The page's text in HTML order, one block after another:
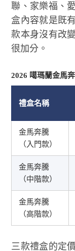
聯、家樂福、
盒內容就是既
款本身沒有改
很加分。
2026 噶瑪蘭金馬
禮盒名稱
金馬奔騰
（入門款）
金馬奔騰
（中階款）
金馬奔騰
（高階款）
三款禮盒的定